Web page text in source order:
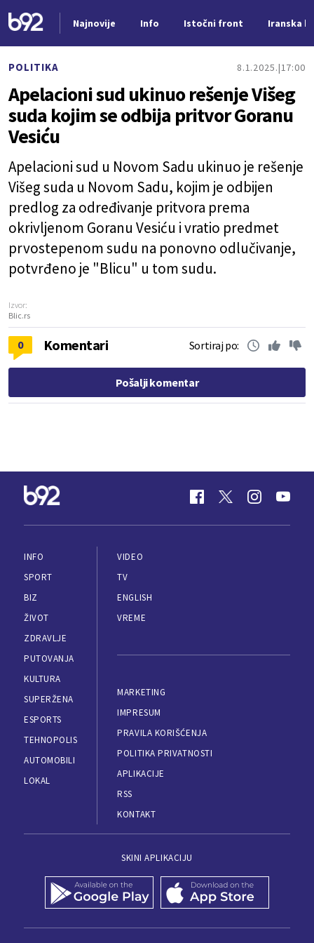
Najnovije Info Istočni front Iranska
POLITIKA 8.1.2025. 17:00
Apelacioni sud ukinuo rešenje Višeg
suda kojim se odbija pritvor Goranu
Vesiću
Apelacioni sud u Novom Sadu ukinuo je rešenje
Višeg suda u Novom Sadu, kojim je odbijen
predlog za određivanje pritvora prema
okrivljenom Goranu Vesiću i vratio predmet
prvostepenom sudu na ponovno odlučivanje,
potvrđeno je "Blicu" u tom sudu.
Izvor:
Blic.rs
0 Komentari Sortiraj po:
Pošalji komentar
INFO
SPORT
BIZ
ŽIVOT
ZDRAVLJE
PUTOVANJA
KULTURA
SUPERŽENA
ESPORTS
TEHNOPOLIS
AUTOMOBILI
LOKAL
VIDEO
TV
ENGLISH
VREME
MARKETING
IMPRESUM
PRAVILA KORIŠĆENJA
POLITIKA PRIVATNOSTI
APLIKACIJE
RSS
KONTAKT
SKINI APLIKACIJU